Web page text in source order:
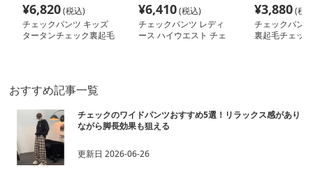
¥6,820(税込)
チェックパンツ キッズ
タータンチェック裏起毛
¥6,410(税込)
チェックパンツ レディ
ース ハイウエスト チェ
¥3,880(税
チェックパン
裏起毛チェッ
おすすめ記事一覧
チェックのワイドパンツおすすめ5選！リラックス感があり
ながら脚長効果も狙える
更新日2026-06-26